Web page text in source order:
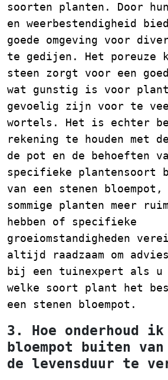
soorten planten. Door hun
en weerbestendigheid
goede omgeving voor
te gedijen. Het poreuze
steen zorgt voor een
wat gunstig is voor
gevoelig zijn voor te
wortels. Het is echter
rekening te houden met
de pot en de behoeften
specifieke plantensoort
van een stenen bloempot,
sommige planten meer
hebben of specifieke
groeiomstandigheden
altijd raadzaam om
bij een tuinexpert als
welke soort plant het
een stenen bloempot.
3. Hoe onderhoud ik
bloempot buiten van
de levensduur te